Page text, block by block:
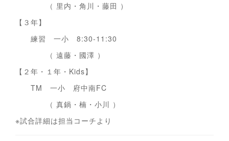
（ 里内・角川・藤田 ）
【３年】
練習 一小 8:30-11:30
（ 遠藤・國澤 ）
【２年・１年・Kids】
TM 一小 府中南FC
（ 真鍋・楠・小川 ）
※試合詳細は担当コーチより